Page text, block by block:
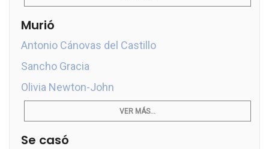
Murió
Antonio Cánovas del Castillo
Sancho Gracia
Olivia Newton-John
VER MÁS...
Se casó